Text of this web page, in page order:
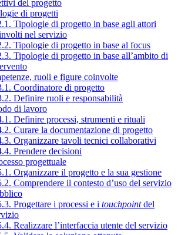
del progetto
di progetti
Tipologie di progetto in base agli attori
nel servizio
Tipologie di progetto in base al focus
Tipologie di progetto in base all’ambito di
ruoli e figure coinvolte
Coordinatore di progetto
Definire ruoli e responsabilità
di lavoro
Definire processi, strumenti e rituali
Curare la documentazione di progetto
Organizzare tavoli tecnici collaborativi
Prendere decisioni
progettuale
Organizzare il progetto e la sua gestione
Comprendere il contesto d’uso del servizio
Progettare i processi e i touchpointdel
Realizzare l’interfaccia utente del servizio